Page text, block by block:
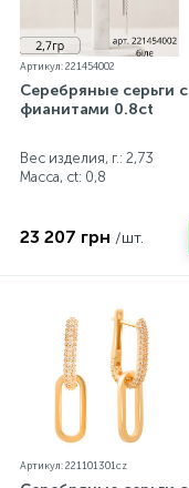
Артикул: 221454002
Серебряные серьги с
фианитами 0.8ct
Вес изделия, г.: 2,73
Масса, ct: 0,8
23 207 грн /шт.
Артикул: 221101301cz